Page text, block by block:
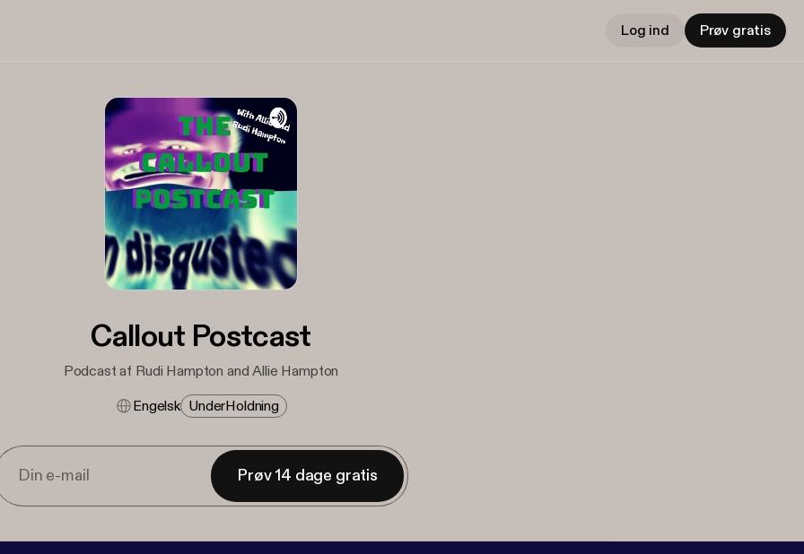
Log ind Prøv gratis
Callout Postcast
Podcast af Rudi Hampton and Allie Hampton
Engelsk Under​holdning
Prøv 14 dage gratis